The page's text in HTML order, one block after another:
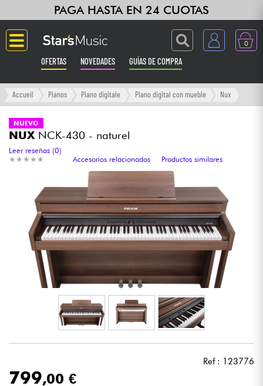
PAGA HASTA EN 24 CUOTAS
0
OFERTAS NOVEDADES GUÍAS DE COMPRA
Langue
Ampli & Efectos
Sintetizadores & samplers
Grabación
Auriculares
Micros
Accueil Pianos Piano digitale Piano digital con mueble Nux
NUEVO
NUX NCK-430 - naturel
★ ★ ★ ★ ★
★ ★ ★ ★ ★
Leer reseñas (0)
Accesorios relacionados
Productos similares
Ref : 123776
799,00 €